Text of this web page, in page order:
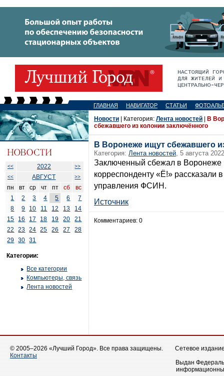
ГЛАВНАЯ НАВИГАТОР СТАТЬИ
<< 2022
>>
<<
АВГУСТ >>
пн вт ср чт пт сб
вс
1
2 3 4 5 6
7
8
9 10 11 12 13
14
15
16 17 18 19 20
21
22
23 24 25 26 27
28
29
30 31
Категории:
Все категории
Компьютеры, связь
Лента новостей
Новости | Категория: Лента новостей
В
сбежавшего из колонии заключённого
В Воронеже ищут сбежавшего
Категория: Лента новостей, 5 августа
Заключенный сбежал в Воронеже
корреспонденту «Ё!» рассказали
управления ФСИН.
Источник
Комментариев: 0
© 2005–2026 «Лучший Город». Все права защищены.
Контакты
Сетевое
Выдан